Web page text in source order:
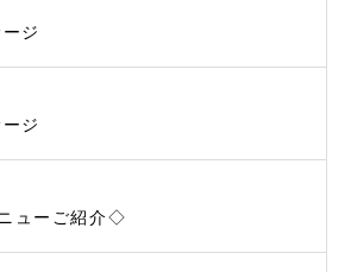
ジ
ジ
ューご紹介◇